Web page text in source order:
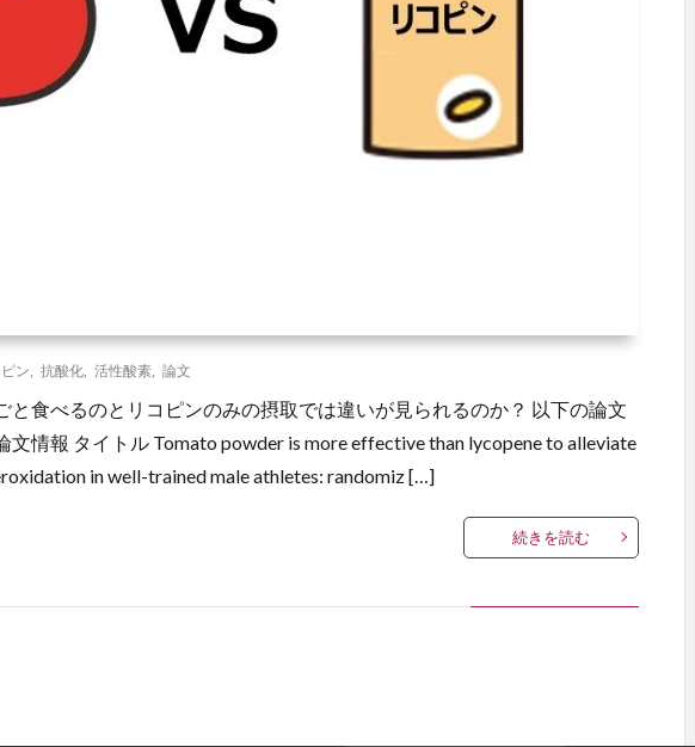
ピン 抗酸化 活性酸素 論文
と食べるのとリコピンのみの摂取では違いが見られるのか？ 以下の論文
文情報 タイトル Tomato powder is more effective than lycopene to alleviate
in well-trained male athletes: randomiz […]
続きを読む